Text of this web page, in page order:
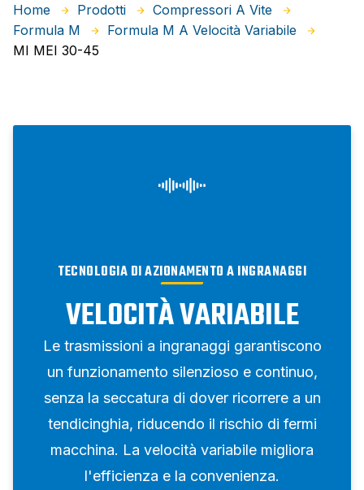
Home Prodotti
Compressori A Vite
Formula M
Formula M A Velocità Variabile
MI MEI 30-45
TECNOLOGIA DI AZIONAMENTO A INGRANAGGI
VELOCITÀ VARIABILE
Le trasmissioni a ingranaggi garantiscono
un funzionamento silenzioso e continuo,
senza la seccatura di dover ricorrere a un
tendicinghia, riducendo il rischio di fermi
macchina. La velocità variabile migliora
l'efficienza e la convenienza.